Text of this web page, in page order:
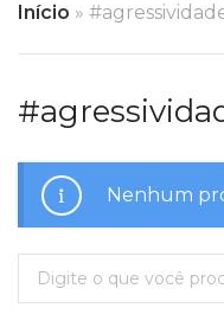
Início »
Nenhum